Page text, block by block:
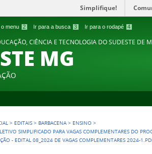
menu 2 Ir para a busca 3 Ir para o rodapé 4
Simplifique!
CIÊNCIA E TECNOLOGIA DO SUDESTE DE
MG
> EDITAIS > BARBACENA > ENSINO >
SIMPLIFICADO PARA VAGAS COMPLEMENTARES DO
- EDITAL 08_2024 DE VAGAS COMPLEMENTARES 2024-